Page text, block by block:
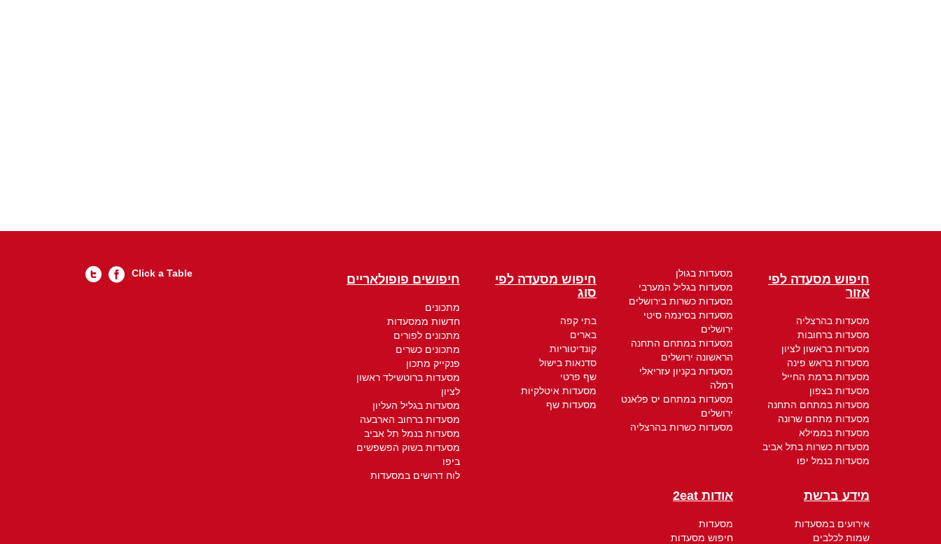
חיפוש מסעדה לפי
אזור
מסעדות בהרצליה
מסעדות ברחובות
מסעדות בראשון לציון
מסעדות בראש פינה
מסעדות ברמת החייל
מסעדות בצפון
מסעדות במתחם התחנה
מסעדות מתחם שרונה
מסעדות בממילא
מסעדות כשרות בתל אביב
מסעדות בנמל יפו
מסעדות בגולן
מסעדות בגליל המערבי
מסעדות כשרות בירושלים
מסעדות בסינמה סיטי
ירושלים
מסעדות במתחם התחנה
הראשונה ירושלים
מסעדות בקניון עזריאלי
רמלה
מסעדות במתחם יס פלאנט
ירושלים
מסעדות כשרות בהרצליה
חיפוש מסעדה לפי
סוג
בתי קפה
בארים
קונדיטוריות
סדנאות בישול
שף פרטי
מסעדות איטלקיות
מסעדות שף
חיפושים פופולאריים
מתכונים
חדשות ממסעדות
מתכונים לפורים
מתכונים כשרים
פנקייק מתכון
מסעדות ברוטשילד ראשון
לציון
מסעדות בגליל העליון
מסעדות ברחוב הארבעה
מסעדות בנמל תל אביב
מסעדות בשוק הפשפשים
ביפו
לוח דרושים במסעדות
מידע ברשת
אירועים במסעדות
שמות לכלבים
אודות 2eat
מסעדות
חיפוש מסעדות
Click a Table